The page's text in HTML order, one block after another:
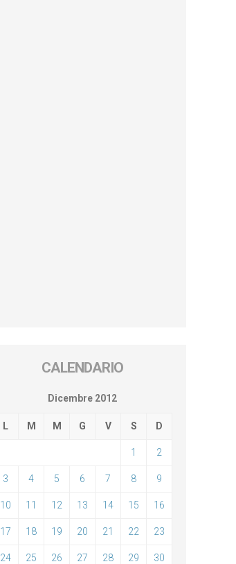
CALENDARIO
Dicembre 2012
L M M G V S D
1 2
3 4 5 6 7 8 9
10 11 12 13 14 15 16
17 18 19 20 21 22 23
24 25 26 27 28 29 30